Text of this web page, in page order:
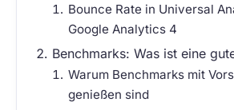
Bounce Rate in Universal
Google Analytics 4
Benchmarks: Was ist eine
Warum Benchmarks mit
genießen sind